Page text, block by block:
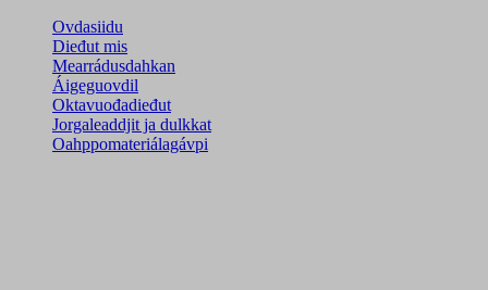
Ovdasiidu
Dieđut mis
Mearrádusdahkan
Áigeguovdil
Oktavuođadieđut
Jorgaleaddjit ja dulkkat
Oahppomateriálagávpi